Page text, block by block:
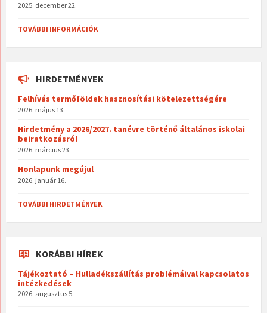
2025. december 22.
TOVÁBBI INFORMÁCIÓK
HIRDETMÉNYEK
Felhívás termőföldek hasznosítási kötelezettségére
2026. május 13.
Hirdetmény a 2026/2027. tanévre történő általános iskolai
beiratkozásról
2026. március 23.
Honlapunk megújul
2026. január 16.
TOVÁBBI HIRDETMÉNYEK
KORÁBBI HÍREK
Tájékoztató – Hulladékszállítás problémáival kapcsolatos
intézkedések
2026. augusztus 5.